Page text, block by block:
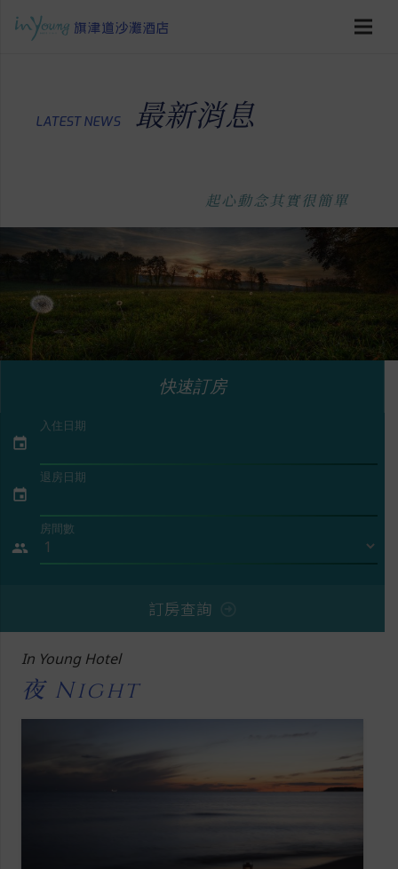
LATEST NEWS 最新消息
起心動念其實很簡單
快速訂房
入住日期
event
退房日期
event
房間數
people
訂房查詢
In Young Hotel
夜 Night